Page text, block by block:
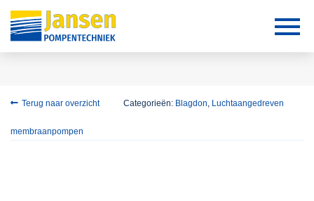
Terug naar overzicht Categorieën: Blagdon, Luchtaangedreven
membraanpompen